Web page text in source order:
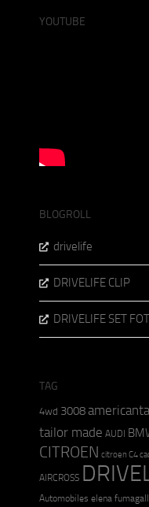
YOUTUBE
BLOGROLL
drivelife
DRIVELIFE CLIP
DRIVELIFE SET
TAG
4wd 3008
tailor made AUDI
CITROEN citroen C4
AIRCROSS
Automobiles elena